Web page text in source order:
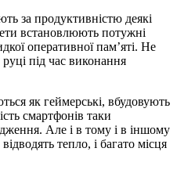
за продуктивністю деякі
встановлюють потужні
оперативної пам’яті. Не
під час виконання
як геймерські, вбудовують
смартфонів таки
Але і в тому і в іншому
тепло, і багато місця